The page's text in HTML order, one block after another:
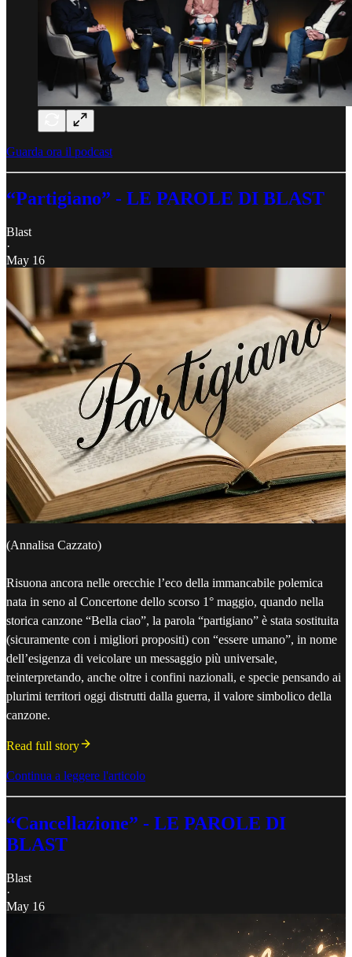
Guarda ora il podcast
“Partigiano” - LE PAROLE DI BLAST
Blast
·
May 16
(Annalisa Cazzato)
Risuona ancora nelle orecchie l’eco della immancabile polemica
nata in seno al Concertone dello scorso 1° maggio, quando nella
storica canzone “Bella ciao”, la parola “partigiano” è stata sostituita
(sicuramente con i migliori propositi) con “essere umano”, in nome
dell’esigenza di veicolare un messaggio più universale,
reinterpretando, anche oltre i confini nazionali, e specie pensando ai
plurimi territori oggi distrutti dalla guerra, il valore simbolico della
canzone.
Read full story
Continua a leggere l'articolo
“Cancellazione” - LE PAROLE DI
BLAST
Blast
·
May 16